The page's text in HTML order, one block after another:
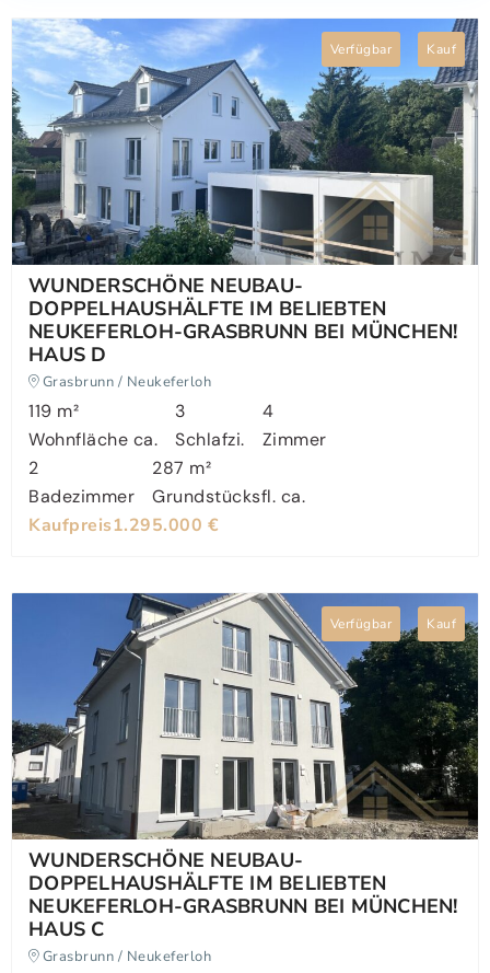
Verfügbar Kauf
WUNDERSCHÖNE NEUBAU-
DOPPELHAUSHÄLFTE IM BELIEBTEN
NEUKEFERLOH-GRASBRUNN BEI MÜNCHEN!
HAUS D
Grasbrunn / Neukeferloh
119 m²
Wohnfläche ca.
3
Schlafzi.
4
Zimmer
2
Badezimmer
287 m²
Grundstücksfl. ca.
Kaufpreis1.295.000 €
Verfügbar Kauf
WUNDERSCHÖNE NEUBAU-
DOPPELHAUSHÄLFTE IM BELIEBTEN
NEUKEFERLOH-GRASBRUNN BEI MÜNCHEN!
HAUS C
Grasbrunn / Neukeferloh